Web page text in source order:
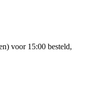
voor 15:00 besteld,